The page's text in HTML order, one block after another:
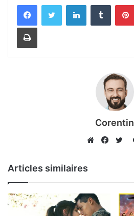
LinkedinTumblr
Imprimer
Corentin
Articles similaires